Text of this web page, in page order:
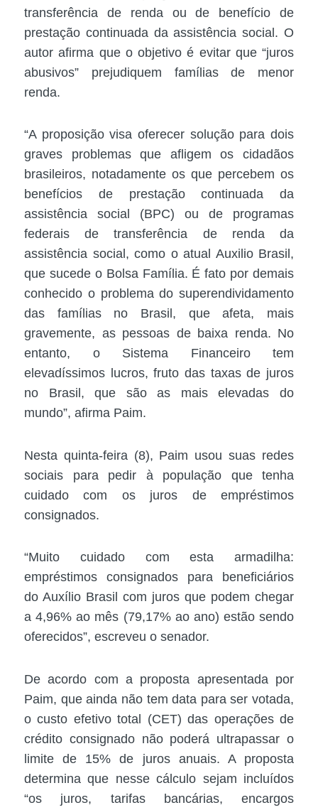
transferência de renda ou de benefício de
prestação continuada da assistência social. O
autor afirma que o objetivo é evitar que “juros
abusivos” prejudiquem famílias de menor
renda.
“A proposição visa oferecer solução para dois
graves problemas que afligem os cidadãos
brasileiros, notadamente os que percebem os
benefícios de prestação continuada da
assistência social (BPC) ou de programas
federais de transferência de renda da
assistência social, como o atual Auxilio Brasil,
que sucede o Bolsa Família. É fato por demais
conhecido o problema do superendividamento
das famílias no Brasil, que afeta, mais
gravemente, as pessoas de baixa renda. No
entanto, o Sistema Financeiro tem
elevadíssimos lucros, fruto das taxas de juros
no Brasil, que são as mais elevadas do
mundo”, afirma Paim.
Nesta quinta-feira (8), Paim usou suas redes
sociais para pedir à população que tenha
cuidado com os juros de empréstimos
consignados.
“Muito cuidado com esta armadilha:
empréstimos consignados para beneficiários
do Auxílio Brasil com juros que podem chegar
a 4,96% ao mês (79,17% ao ano) estão sendo
oferecidos”, escreveu o senador.
De acordo com a proposta apresentada por
Paim, que ainda não tem data para ser votada,
o custo efetivo total (CET) das operações de
crédito consignado não poderá ultrapassar o
limite de 15% de juros anuais. A proposta
determina que nesse cálculo sejam incluídos
“os juros, tarifas bancárias, encargos